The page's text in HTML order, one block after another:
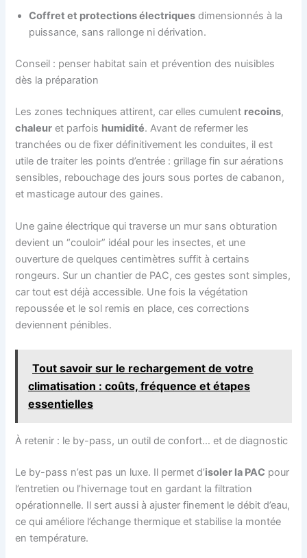
Coffret et protections électriques dimensionnés à la
puissance, sans rallonge ni dérivation.
Conseil : penser habitat sain et prévention des nuisibles
dès la préparation
Les zones techniques attirent, car elles cumulent recoins,
chaleur et parfois humidité. Avant de refermer les
tranchées ou de fixer définitivement les conduites, il est
utile de traiter les points d’entrée : grillage fin sur aérations
sensibles, rebouchage des jours sous portes de cabanon,
et masticage autour des gaines.
Une gaine électrique qui traverse un mur sans obturation
devient un “couloir” idéal pour les insectes, et une
ouverture de quelques centimètres suffit à certains
rongeurs. Sur un chantier de PAC, ces gestes sont simples,
car tout est déjà accessible. Une fois la végétation
repoussée et le sol remis en place, ces corrections
deviennent pénibles.
Tout savoir sur le rechargement de votre
climatisation : coûts, fréquence et étapes
essentielles
À retenir : le by-pass, un outil de confort… et de diagnostic
Le by-pass n’est pas un luxe. Il permet d’isoler la PAC pour
l’entretien ou l’hivernage tout en gardant la filtration
opérationnelle. Il sert aussi à ajuster finement le débit d’eau,
ce qui améliore l’échange thermique et stabilise la montée
en température.